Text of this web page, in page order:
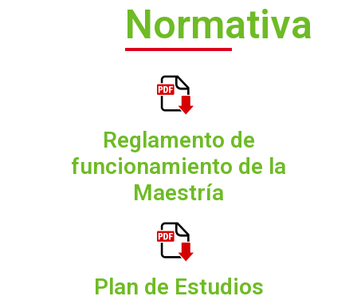
Normativa
Reglamento de
funcionamiento de la
Maestría
Plan de Estudios